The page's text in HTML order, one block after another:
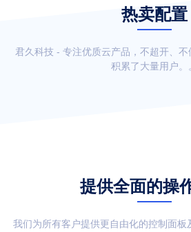
热卖配置
君久科技 - 专注优质云产品，不超开、
积累了大量用户。
提供全面的操
我们为所有客户提供更自由化的控制面板